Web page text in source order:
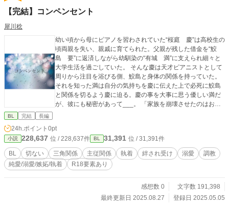
【完結】コンペンセント
犀川稔
幼い頃から母にピアノを習わされていた“桜庭 慶”は高校生の
頃両親を失い、親戚に育てられた。父親が残した借金を“鮫
島 要”に返済しながら幼馴染の“有城 満”に支えられ細々と
大学生活を過ごしていた。 そんな慶は天才ピアニストとして
周りから注目を浴びる側、鮫島と身体の関係を持っていた。
それを知った満は自分の気持ちを慶に伝えた上で必死に鮫島
と関係を切るよう慶に迫る。慶の事を大事に思う優しい満だ
が、彼にも秘密があって___。 「家族を崩壊させたのはお前
った慶が最後に導かれる運命は...... -----------------------------------
---------------------------- 回によっては多く性的な描写が含まれる
時があります。その際はタイトル横に「R18含む」と記載致
します。予めご了承ください。
BL 完結 長編
24h.ポイント 0pt
小説 228,637 位 / 228,637件 BL 31,391 位 / 31,391件
BL 切ない 三角関係 主従関係 執着 絆され受け 溺愛
調教
純愛/溺愛/嫉妬/執着
R18要素あり
感想数 0
文字数 191,398
最終更新日 2025.08.27
登録日 2025.05.05